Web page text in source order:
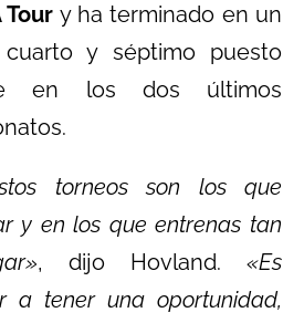
Tour y ha terminado en un
y séptimo puesto
en los dos últimos
torneos son los que
y en los que entrenas tan
, dijo Hovland. «Es
a tener una oportunidad,